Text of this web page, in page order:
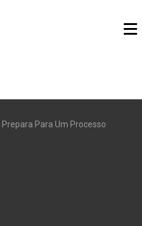
Prepara Para Um Processo